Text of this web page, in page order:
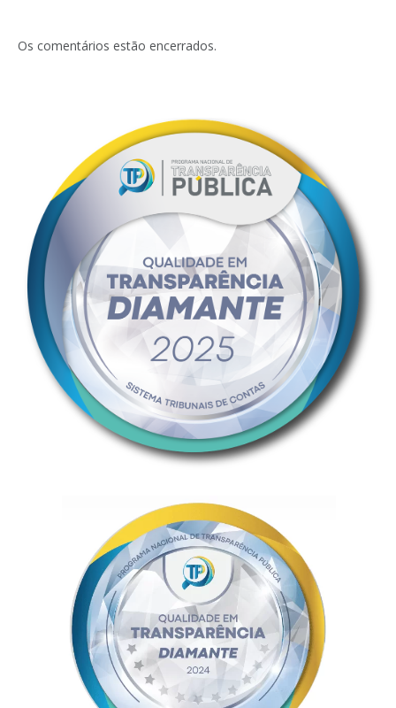
Os comentários estão encerrados.